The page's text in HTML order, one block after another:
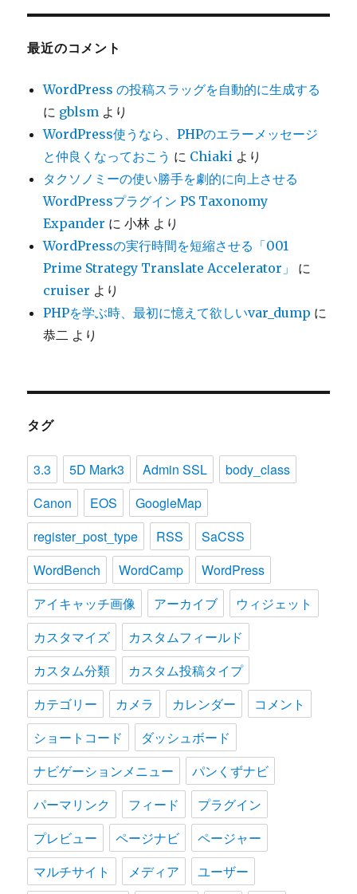
ブ
最近のコメント
WordPress の投稿スラッグを自動的に生成する
に gblsm より
WordPress使うなら、PHPのエラーメッセージ
と仲良くなっておこう に Chiaki より
タクソノミーの使い勝手を劇的に向上させる
WordPressプラグイン PS Taxonomy
Expander に小林 より
WordPressの実行時間を短縮させる「001
Prime Strategy Translate Accelerator」
に
cruiser より
PHPを学ぶ時、最初に憶えて欲しいvar_dump に
恭二 より
タグ
3.3 5D Mark3 Admin SSL
body_class
Canon
EOS
GoogleMap
register_post_type
RSS
SaCSS
WordBench
WordCamp
WordPress
アイキャッチ画像
アーカイブ
ウィジェット
カスタマイズ
カスタムフィールド
カスタム分類
カスタム投稿タイプ
カテゴリー
カメラ カレンダー
コメント
ショートコード
ダッシュボード
ナビゲーションメニュー
パンくずナビ
パーマリンク
フィード
プラグイン
プレビュー
ページナビ
ページャー
マルチサイト
メディア ユーザー